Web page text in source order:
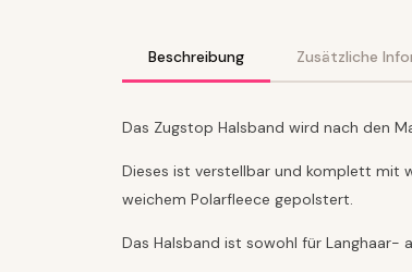
Beschreibung Zusätzliche
Das Zugstop Halsband wird nach den
Dieses ist verstellbar und komplett mit
weichem Polarfleece gepolstert.
Das Halsband ist sowohl für Langhaar-